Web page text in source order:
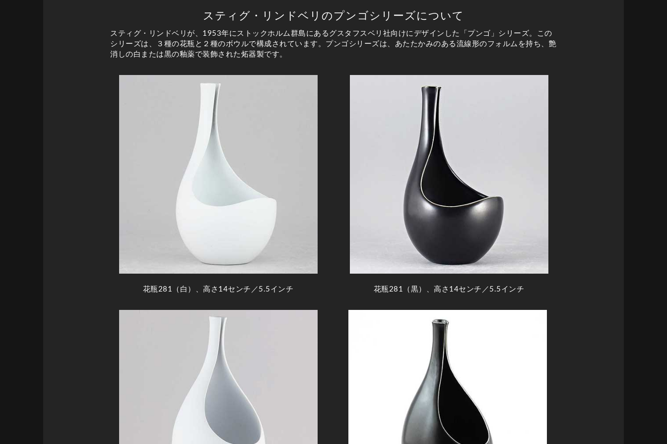
スティグ・リンドベリのプンゴシリーズについて
スティグ・リンドベリが、1953年にストックホルム群島にあるグスタフスベリ社向けにデザインした「プンゴ」シリーズ。この
シリーズは、３種の花瓶と２種のボウルで構成されています。プンゴシリーズは、あたたかみのある流線形のフォルムを持ち、艶
消しの白または黒の釉薬で装飾された炻器製です。
花瓶281（白）、高さ14センチ／5.5インチ 花瓶281（黒）、高さ14センチ／5.5インチ